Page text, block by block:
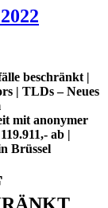
beschränkt |
| TLDs – Neues
mit anonymer
ab |
Brüssel